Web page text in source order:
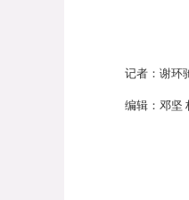
记者：谢环
编辑：邓坚